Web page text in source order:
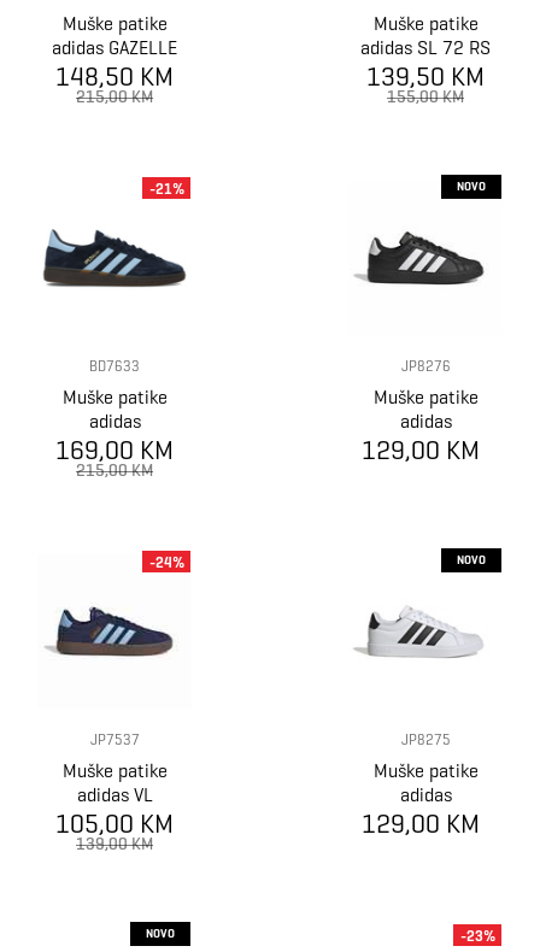
Muške patike
adidas GAZELLE
148,50 KM
215,00 KM
Muške patike
adidas SL 72 RS
139,50 KM
155,00 KM
BD7633
Muške patike
adidas
HANDBALL
SPZL
169,00 KM
215,00 KM
-21%
JP8276
Muške patike
adidas
STREETTALK
129,00 KM
NOVO
JP7537
Muške patike
adidas VL
COURT 3.0
105,00 KM
139,00 KM
-24%
JP8275
Muške patike
adidas
STREETTALK
129,00 KM
NOVO
NOVO -23%